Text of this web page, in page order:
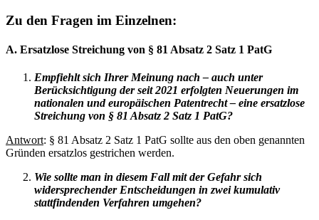
Zu den Fragen im Einzelnen:
A. Ersatzlose Streichung von § 81 Absatz 2 Satz 1 PatG
Empfiehlt sich Ihrer Meinung nach – auch unter
Berücksichtigung der seit 2021 erfolgten Neuerungen im
nationalen und europäischen Patentrecht – eine ersatzlose
Streichung von § 81 Absatz 2 Satz 1 PatG?
Antwort: § 81 Absatz 2 Satz 1 PatG sollte aus den oben genannten
Gründen ersatzlos gestrichen werden.
Wie sollte man in diesem Fall mit der Gefahr sich
widersprechender Entscheidungen in zwei kumulativ
stattfindenden Verfahren umgehen?